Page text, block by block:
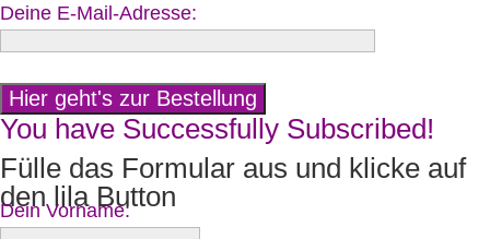
Deine E-Mail-Adresse:
You have Successfully Subscribed!
Fülle das Formular aus und klicke auf
den lila Button
Dein Vorname: